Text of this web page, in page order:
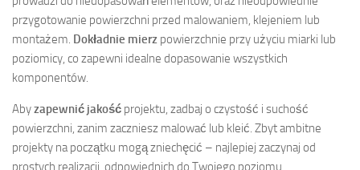
przygotowanie powierzchni przed malowaniem, klejeniem lub
montażem. Dokładnie mierz powierzchnie przy użyciu miarki lub
poziomicy, co zapewni idealne dopasowanie wszystkich
komponentów.
Abyzapewnić jakość projektu, zadbaj o czystość i suchość
powierzchni, zanim zaczniesz malować lub kleić. Zbyt ambitne
projekty na początku mogą zniechęcić – najlepiej zaczynaj od
prostych realizacji, odpowiednich do Twojego poziomu